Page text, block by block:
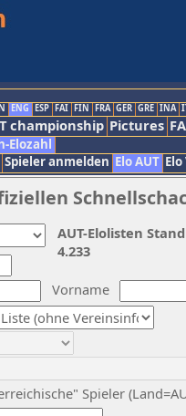
ENG ESP FAI FIN FRA GER GRE INA
championship Pictures
Elozahl
Spieler anmelden Elo AUT
Vorname
Spieler
AUT-Elolisten
4.233